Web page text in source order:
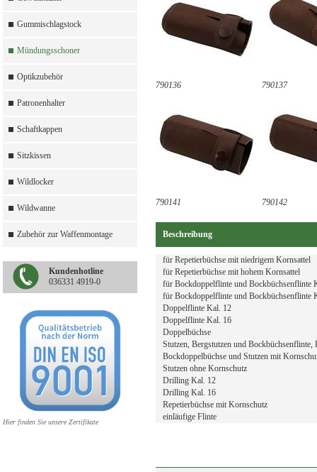
Gummischlagstock
Mündungsschoner
Optikzubehör
Patronenhalter
Schaftkappen
Sitzkissen
Wildlocker
Wildwanne
Zubehör zur Waffenmontage
Kundenhotline
036331 4919-0
Hier finden Sie unsere Zertifikate
790136 790137
790141 790142
Beschreibung
für Repetierbüchse mit niedrigem Kornsattel
für Repetierbüchse mit hohem Kornsattel
für Bockdoppelflinte und Bockbüchsenflinte
für Bockdoppelflinte und Bockbüchsenflinte
Doppelflinte Kal. 12
Doppelflinte Kal. 16
Doppelbüchse
Stutzen, Bergstutzen und Bockbüchsenflinte,
Bockdoppelbüchse und Stutzen mit
Stutzen ohne Kornschutz
Drilling Kal. 12
Drilling Kal. 16
Repetierbüchse mit Kornschutz
einläufige Flinte